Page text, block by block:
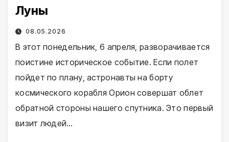
Луны
08.05.2026
В этот понедельник, 6 апреля, разворачивается
поистине историческое событие. Если полет
пойдет по плану, астронавты на борту
космического корабля Орион совершат облет
обратной стороны нашего спутника. Это первый
визит людей…